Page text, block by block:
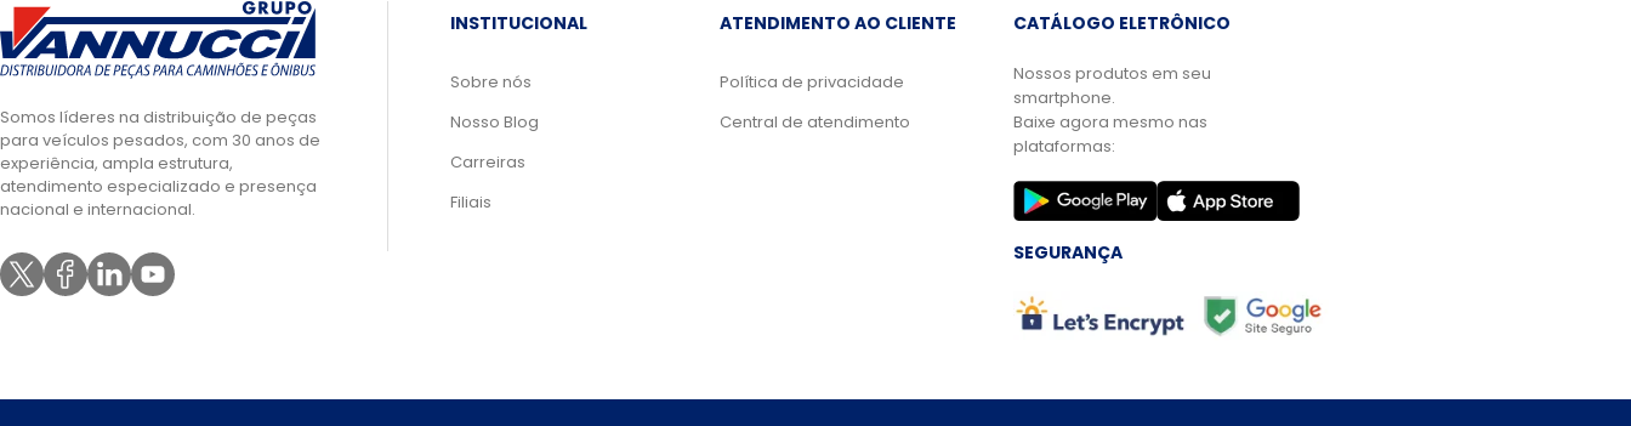
Somos líderes na distribuição de peças
para veículos pesados, com 30 anos de
experiência, ampla estrutura,
atendimento especializado e presença
nacional e internacional.
INSTITUCIONAL
Sobre nós
Nosso Blog
Carreiras
Filiais
ATENDIMENTO AO CLIENTE
Política de privacidade
Central de atendimento
CATÁLOGO ELETRÔNICO
Nossos produtos em seu
smartphone.
Baixe agora mesmo nas
plataformas:
SEGURANÇA